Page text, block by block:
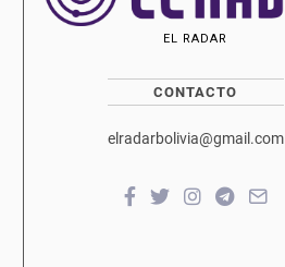
EL RADAR
CONTACTO
elradarbolivia@gmail.com